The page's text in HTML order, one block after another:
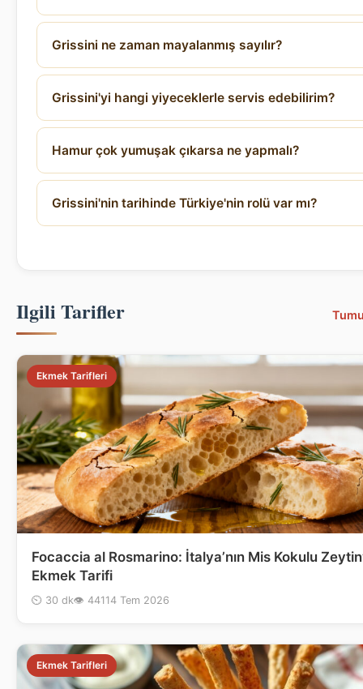
Grissini ne zaman mayalanmış sayılır?
Grissini'yi hangi yiyeceklerle servis edebilirim?
Hamur çok yumuşak çıkarsa ne yapmalı?
Grissini'nin tarihinde Türkiye'nin rolü var mı?
Ilgili Tarifler
Ekmek Tarifleri
Focaccia al Rosmarino: İtalya’nın Mis Kokulu
Ekmek Tarifi
⏲ 30 dk👁 441 14 Tem 2026
Ekmek Tarifleri